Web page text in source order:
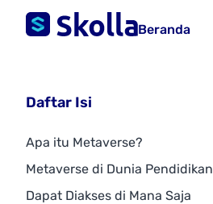
Beranda
Daftar Isi
Apa itu Metaverse?
Metaverse di Dunia Pendidikan
Dapat Diakses di Mana Saja